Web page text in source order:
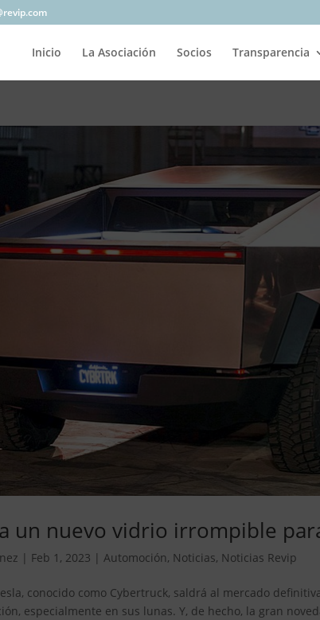
Inicio La Asociación Socios Transparencia
un nuevo vidrio irrompible
| Feb 1, 2023 |Automoción, Noticias, Noticias Revip
conocido como Cybertruck, saldrá al mercado
especialmente en sus lunas. Y, de hecho, la gran